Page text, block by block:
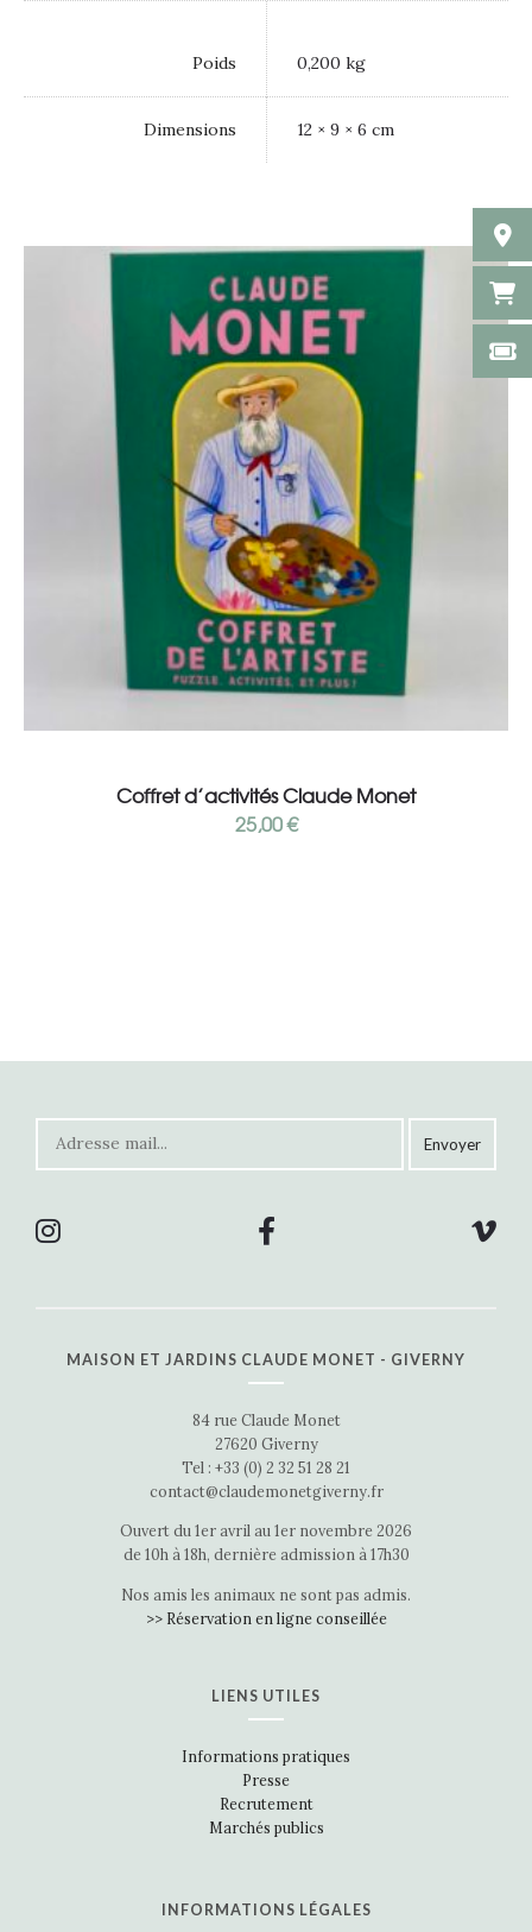
Poids 0,200 kg
Dimensions 12 × 9 × 6 cm
Coffret d’activités Claude Monet
25,00€
MAISON ET JARDINS CLAUDE MONET - GIVERNY
84 rue Claude Monet
27620 Giverny
Tel : +33 (0) 2 32 51 28 21
contact@claudemonetgiverny.fr
Ouvert du 1er avril au 1er novembre 2026
de 10h à 18h, dernière admission à 17h30
Nos amis les animaux ne sont pas admis.
>> Réservation en ligne conseillée
LIENS UTILES
Informations pratiques
Presse
Recrutement
Marchés publics
INFORMATIONS LÉGALES